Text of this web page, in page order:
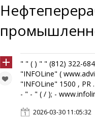
" " ( ) " " (812) 322-
"INFOLine" (
"INFOLine" 1500 , PR
- " - " ( / ); -
2026-03-30 11:05:32